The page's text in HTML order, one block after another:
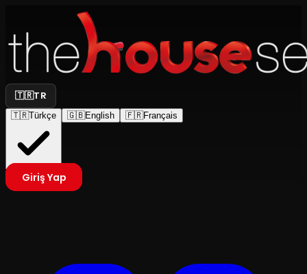
🇹🇷TR
🇹🇷Türkçe 🇬🇧English 🇫🇷Français
Giriş Yap